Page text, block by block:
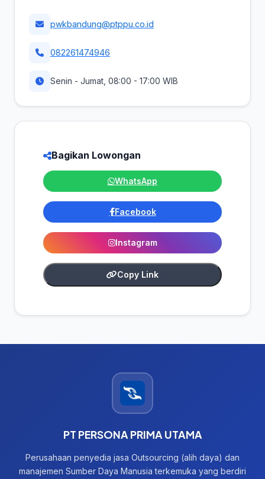
pwkbandung@ptppu.co.id
082261474946
Senin - Jumat, 08:00 - 17:00 WIB
Bagikan Lowongan
WhatsApp
Facebook
Instagram
Copy Link
PT PERSONA PRIMA UTAMA
Perusahaan penyedia jasa Outsourcing (alih daya) dan
manajemen Sumber Daya Manusia terkemuka yang berdiri